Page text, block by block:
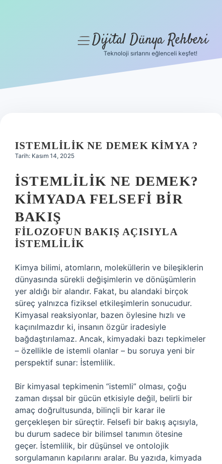
Hakkımızda
menüyüDijital Dünya Rehberi
Teknoloji sırlarını eğlenceli keşfet!
ISTEMLILIK NE DEMEK KIMYA ?
Tarih: Kasım 14, 2025
İSTEMLILIK NE DEMEK?
KIMYADA FELSEFI BIR
BAKIŞ
FILOZOFUN BAKIŞ AÇISIYLA
İSTEMLILIK
Kimya bilimi, atomların, moleküllerin ve bileşiklerin
dünyasında sürekli değişimlerin ve dönüşümlerin
yer aldığı bir alandır. Fakat, bu alandaki birçok
süreç yalnızca fiziksel etkileşimlerin sonucudur.
Kimyasal reaksiyonlar, bazen öylesine hızlı ve
kaçınılmazdır ki, insanın özgür iradesiyle
bağdaştırılamaz. Ancak, kimyadaki bazı tepkimeler
– özellikle de istemli olanlar – bu soruya yeni bir
perspektif sunar: İstemlilik.
Bir kimyasal tepkimenin “istemli” olması, çoğu
zaman dışsal bir gücün etkisiyle değil, belirli bir
amaç doğrultusunda, bilinçli bir karar ile
gerçekleşen bir süreçtir. Felsefi bir bakış açısıyla,
bu durum sadece bir bilimsel tanımın ötesine
geçer. İstemlilik, bir düşünsel ve ontolojik
sorgulamanın kapılarını aralar. Bu yazıda, kimyada